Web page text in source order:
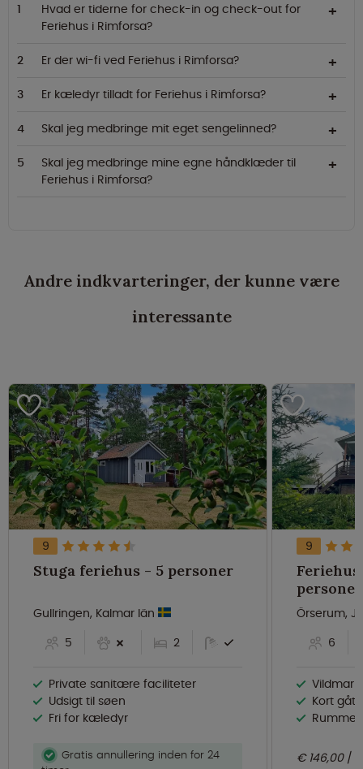
Hvad er tiderne for check-in og check-out for
Feriehus i Rimforsa?
Er der wi-fi ved Feriehus i Rimforsa?
Er kæledyr tilladt for Feriehus i Rimforsa?
Skal jeg medbringe mit eget sengelinned?
Skal jeg medbringe mine egne håndklæder til
Feriehus i Rimforsa?
Andre indkvarteringer, der kunne være
interessante
9
Stuga feriehus - 5 personer
Gullringen, Kalmar län
5
2
Private sanitære faciliteter
Udsigt til søen
Fri for kæledyr
Gratis annullering inden for 24
9
Feriehus
personer
Örserum,
6
Kort
€ 146,00